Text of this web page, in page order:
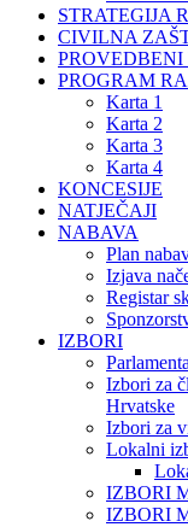
STRATEGIJA
CIVILNA
PROVEDBENI
PROGRAM
Karta 1
Karta 2
Karta 3
Karta 4
KONCESIJE
NATJEČAJI
NABAVA
Plan
Izjava
Registar
IZBORI
Izbori za
Hrvatske
Izbori za
Lokalni
IZBORI
IZBORI